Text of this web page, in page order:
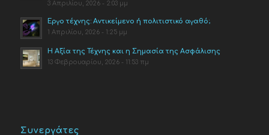
3 Απριλίου, 2026 - 2:03 μμ
Έργο τέχνης: Αντικείμενο ή πολιτιστικό αγαθό;
1 Απριλίου, 2026 - 1:25 μμ
Η Αξία της Τέχνης και η Σημασία της Ασφάλισης
13 Φεβρουαρίου, 2026 - 11:53 πμ
Συνεργάτες